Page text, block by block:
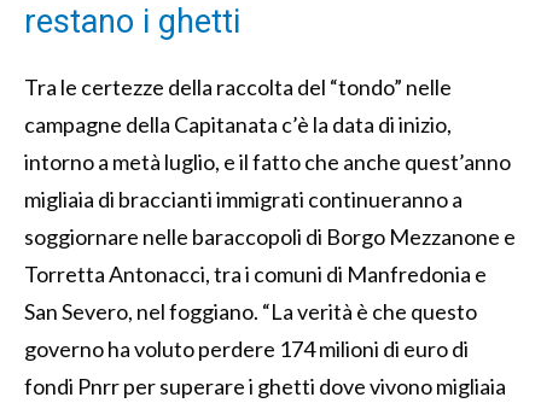
restano i ghetti
Tra le certezze della raccolta del “tondo” nelle
campagne della Capitanata c’è la data di inizio,
intorno a metà luglio, e il fatto che anche quest’anno
migliaia di braccianti immigrati continueranno a
soggiornare nelle baraccopoli di Borgo Mezzanone e
Torretta Antonacci, tra i comuni di Manfredonia e
San Severo, nel foggiano. “La verità è che questo
governo ha voluto perdere 174 milioni di euro di
fondi Pnrr per superare i ghetti dove vivono migliaia